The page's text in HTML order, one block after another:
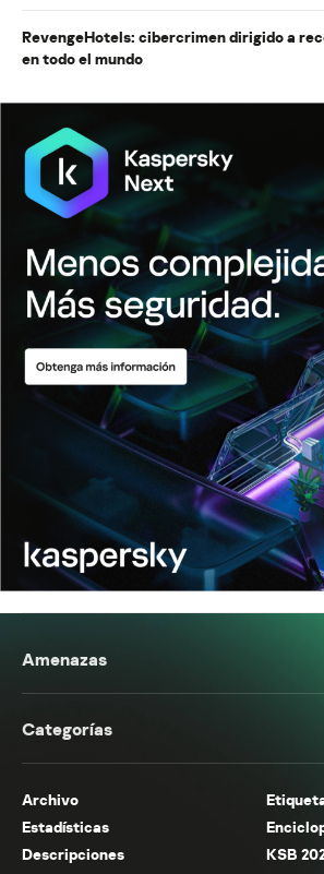
RevengeHotels: cibercrimen dirigido a
en todo el mundo
Amenazas
Categorías
Archivo
Estadísticas
Descripciones
KSB